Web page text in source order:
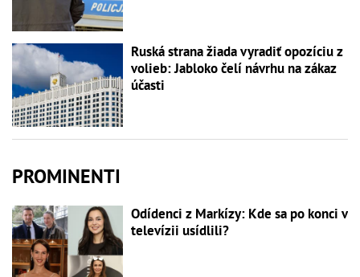
Ruská strana žiada vyradiť opozíciu z
volieb: Jabloko čelí návrhu na zákaz
účasti
PROMINENTI
Odídenci z Markízy: Kde sa po konci v
televízii usídlili?